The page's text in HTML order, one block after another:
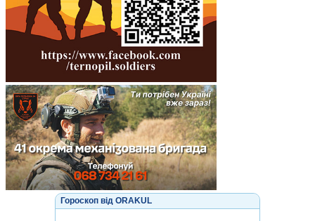
Гороскоп від ORAKUL